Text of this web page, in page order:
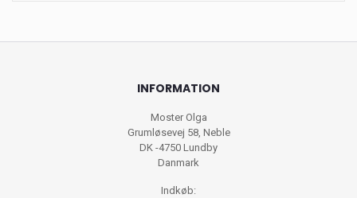
INFORMATION
Moster Olga
Grumløsevej 58, Neble
DK -4750 Lundby
Danmark
Indkøb: